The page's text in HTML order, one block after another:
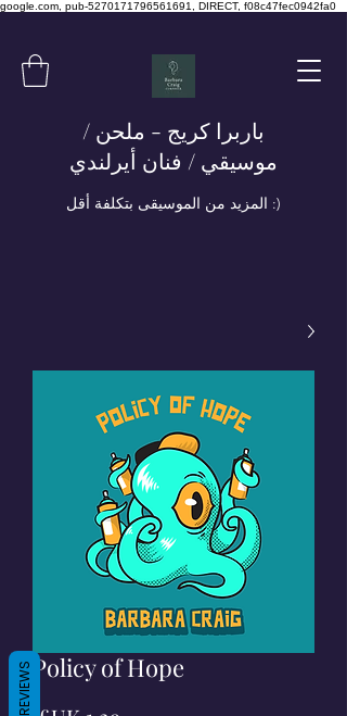
google.com, pub-5270171796561691, DIRECT, f08c47fec0942fa0
باربرا كريج - ملحن /
موسيقي / فنان أيرلندي
المزيد من الموسيقى بتكلفة أقل :)
Policy of Hope
REVIEWS